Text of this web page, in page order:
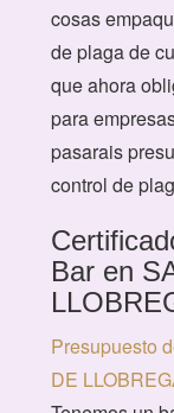
cosas
de plaga de
que ahora
para
pasarais
control de
Bar en
Presupuesto
DE